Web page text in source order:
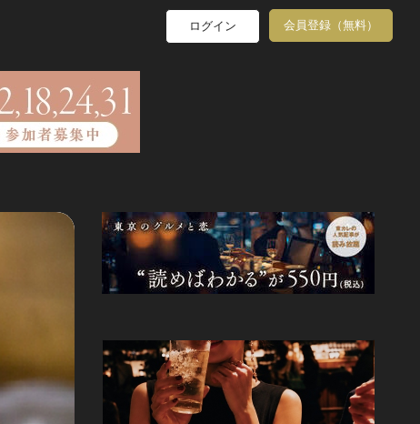
ログイン 会員登録（無料）